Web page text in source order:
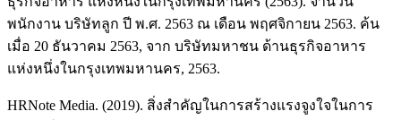
พนักงาน บริษัทลูก ปี พ.ศ. 2563 ณ เดือน พฤศจิกายน 2563. ค้น
เมื่อ 20 ธันวาคม 2563, จาก บริษัทมหาชน ด้านธุรกิจอาหาร
แห่งหนึ่งในกรุงเทพมหานคร, 2563.
HRNote Media. (2019). สิ่งสำคัญในการสร้างแรงจูงใจในการ